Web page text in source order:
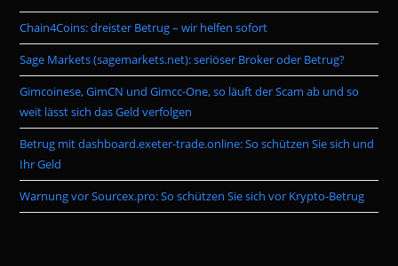
the
Chain4Coins: dreister Betrug – wir helfen sofort
Sage Markets (sagemarkets.net): seriöser Broker oder Betrug?
Gimcoinese, GimCN und Gimcc-One, so läuft der Scam ab und so
weit lässt sich das Geld verfolgen
Betrug mit dashboard.exeter-trade.online: So schützen Sie sich und
Ihr Geld
Warnung vor Sourcex.pro: So schützen Sie sich vor Krypto-Betrug